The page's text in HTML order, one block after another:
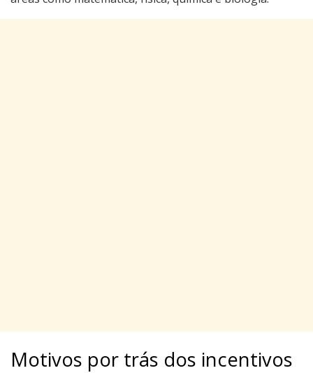
Motivos por trás dos incentivos